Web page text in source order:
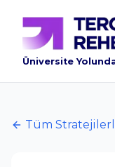
Üniversite
Tüm